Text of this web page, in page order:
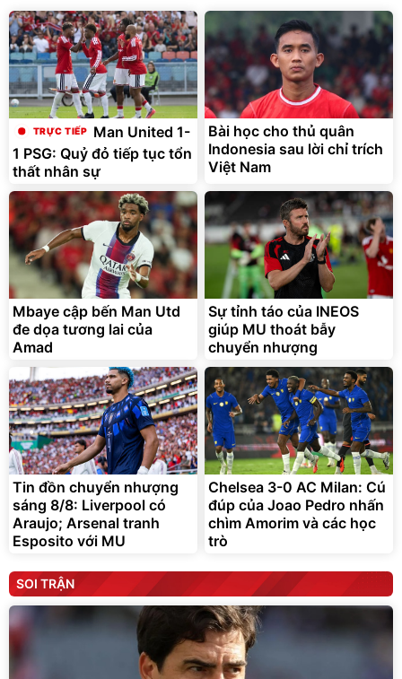
Man United 1-
1 PSG: Quỷ đỏ tiếp tục tổn
thất nhân sự
Bài học cho thủ quân
Indonesia sau lời chỉ trích
Việt Nam
Mbaye cập bến Man Utd
đe dọa tương lai của
Amad
Sự tỉnh táo của INEOS
giúp MU thoát bẫy
chuyển nhượng
Tin đồn chuyển nhượng
sáng 8/8: Liverpool có
Araujo; Arsenal tranh
Esposito với MU
Chelsea 3-0 AC Milan: Cú
đúp của Joao Pedro nhấn
chìm Amorim và các học
trò
SOI TRẬN